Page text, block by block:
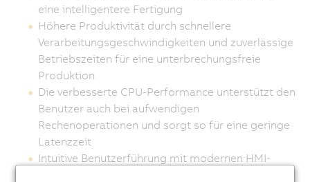
eine intelligentere Fertigung
Höhere Produktivität durch schnellere
Verarbeitungsgeschwindigkeiten und zuverlässige
Betriebszeiten für eine unterbrechungsfreie
Produktion
Die verbesserte CPU-Performance unterstützt den
Benutzer auch bei aufwendigen
Rechenoperationen und sorgt so für eine geringe
Latenzzeit
Intuitive Benutzerführung mit modernen HMI-